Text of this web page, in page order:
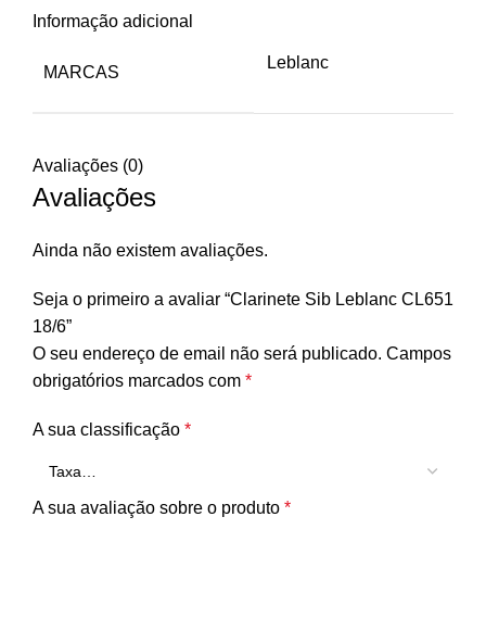
Informação adicional
MARCAS
Leblanc
Avaliações (0)
Avaliações
Ainda não existem avaliações.
Seja o primeiro a avaliar “Clarinete Sib Leblanc CL651
18/6”
O seu endereço de email não será publicado. Campos
obrigatórios marcados com *
A sua classificação *
A sua avaliação sobre o produto *